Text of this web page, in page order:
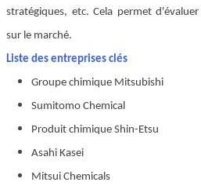
stratégiques, etc. Cela permet
sur le marché.
Liste des entreprises clés
Groupe chimique Mitsubishi
Sumitomo Chemical
Produit chimique Shin-Etsu
Asahi Kasei
Mitsui Chemicals